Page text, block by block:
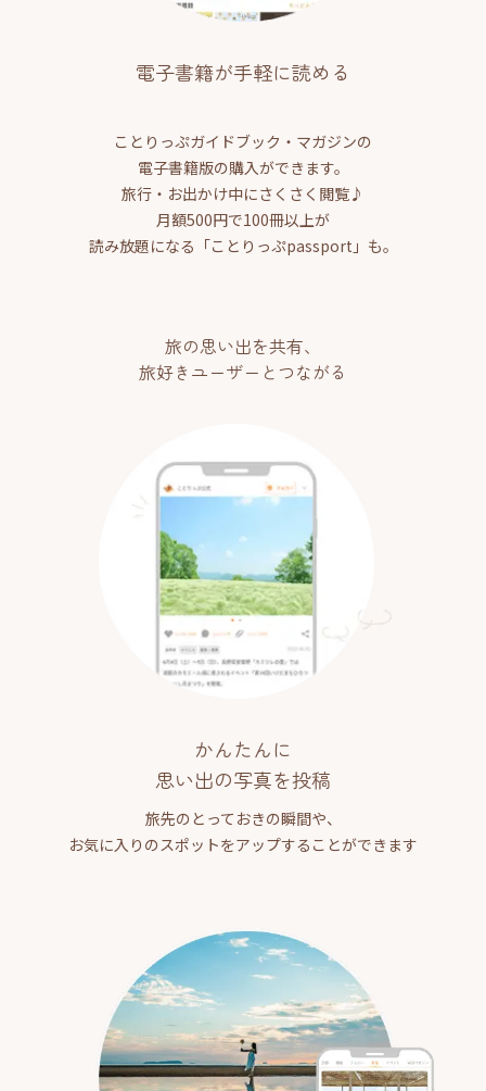
電子書籍が手軽に読める
ことりっぷガイドブック・マガジンの
電子書籍版の購入ができます。
旅行・お出かけ中にさくさく閲覧♪
月額500円で100冊以上が
読み放題になる「ことりっぷpassport」も。
旅の思い出を共有、
旅好きユーザーとつながる
かんたんに
思い出の写真を投稿
旅先のとっておきの瞬間や、
お気に入りのスポットをアップすることができます